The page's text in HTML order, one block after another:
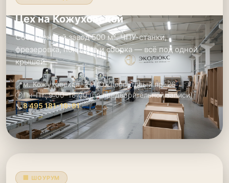
Цех на Кожуховской
Собственный завод 500 м². ЧПУ-станки,
фрезеровка, покраска и сборка — всё под одной
крышей.
📍м. Кожуховская, 2-й Южнопортовый пр. 26
🕑Пн–Пт: 9:00–18:00 (по предварительной записи)
📞8 495 181-19-91
🏢 ШОУРУМ